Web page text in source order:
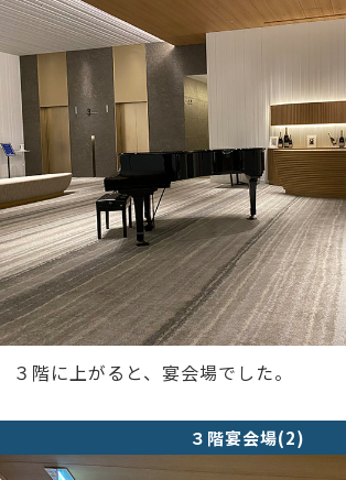
３階に上がると、宴会場でした。
３階宴会場(2)